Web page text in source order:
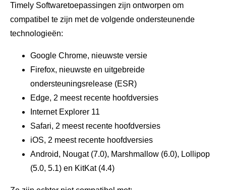
Timely Softwaretoepassingen zijn ontworpen om
compatibel te zijn met de volgende ondersteunende
technologieën:
Google Chrome, nieuwste versie
Firefox, nieuwste en uitgebreide
ondersteuningsrelease (ESR)
Edge, 2 meest recente hoofdversies
Internet Explorer 11
Safari, 2 meest recente hoofdversies
iOS, 2 meest recente hoofdversies
Android, Nougat (7.0), Marshmallow (6.0), Lollipop
(5.0, 5.1) en KitKat (4.4)